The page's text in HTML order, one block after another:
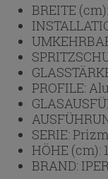
BREITE (cm):
PROFILE:
SERIE:
HÖHE (cm):
BRAND: